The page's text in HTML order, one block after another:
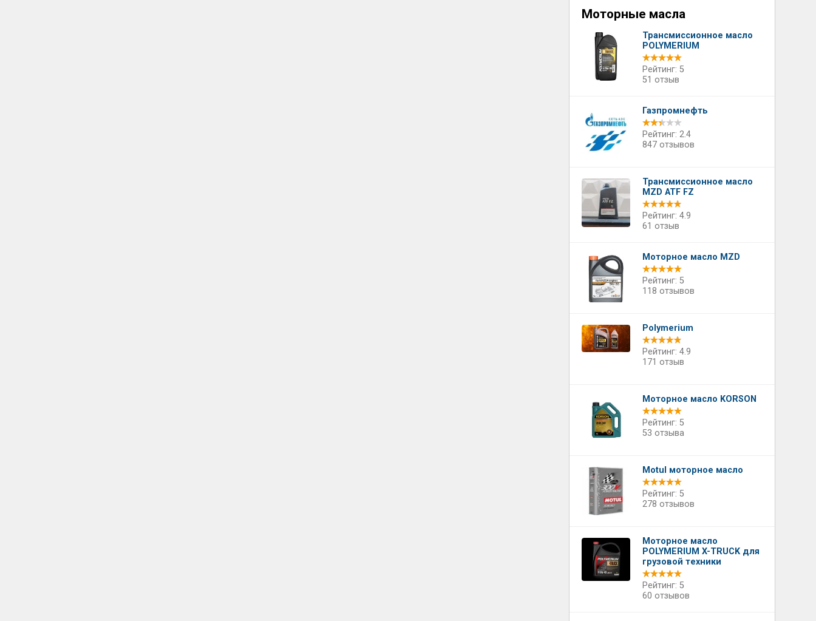
Моторные масла
Трансмиссионное масло
POLYMERIUM
Рейтинг: 5
51 отзыв
Газпромнефть
Рейтинг: 2.4
847 отзывов
Трансмиссионное масло
MZD ATF FZ
Рейтинг: 4.9
61 отзыв
Моторное масло MZD
Рейтинг: 5
118 отзывов
Polymerium
Рейтинг: 4.9
171 отзыв
Моторное масло KORSON
Рейтинг: 5
53 отзыва
Motul моторное масло
Рейтинг: 5
278 отзывов
Моторное масло
POLYMERIUM X-TRUCK для
грузовой техники
Рейтинг: 5
60 отзывов